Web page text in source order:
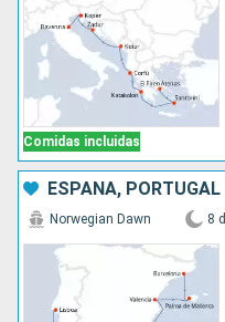
Comidas incluidas
ESPAÑA, PORTUGAL
Norwegian Dawn 8 d